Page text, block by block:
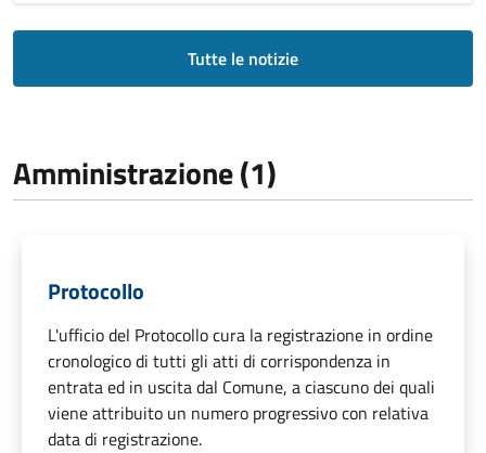
Tutte le notizie
Amministrazione (1)
Protocollo
L'ufficio del Protocollo cura la registrazione in ordine
cronologico di tutti gli atti di corrispondenza in
entrata ed in uscita dal Comune, a ciascuno dei quali
viene attribuito un numero progressivo con relativa
data di registrazione.